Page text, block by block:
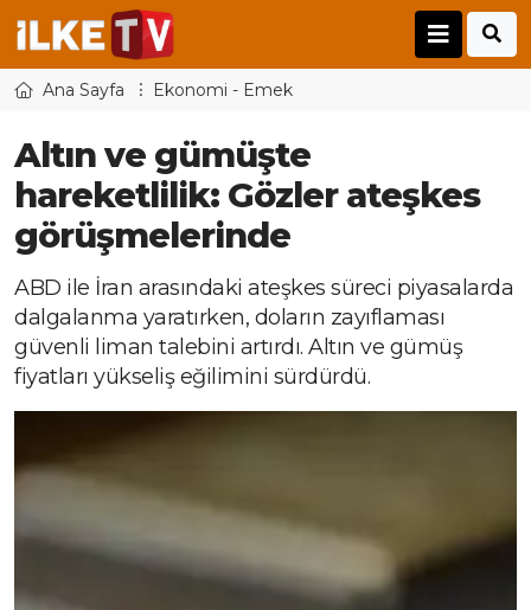
Ana Sayfa Ekonomi - Emek
Altın ve gümüşte
hareketlilik: Gözler ateşkes
görüşmelerinde
ABD ile İran arasındaki ateşkes süreci piyasalarda
dalgalanma yaratırken, doların zayıflaması
güvenli liman talebini artırdı. Altın ve gümüş
fiyatları yükseliş eğilimini sürdürdü.